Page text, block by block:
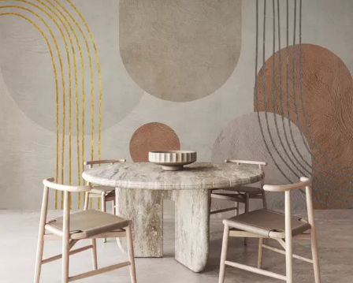
Materiais disponíveis
Standard
.00 27 .00 € /m²
Premium
34 .00 € /m²
Vinil Premium
65.00 /m²
Peel and Stick